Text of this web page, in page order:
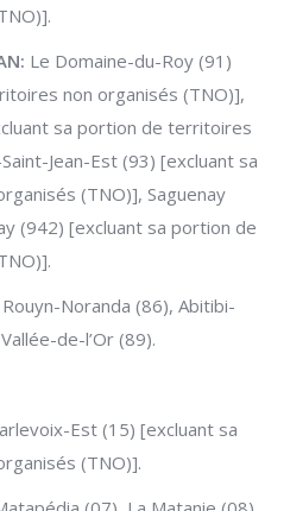
Le Domaine-du-Roy (91)
non organisés (TNO)],
sa portion de territoires
Jean-Est (93) [excluant sa
(TNO)], Saguenay
(942) [excluant sa portion de
Rouyn-Noranda (86), Abitibi-
de-l’Or (89).
Est (15) [excluant sa
(TNO)].